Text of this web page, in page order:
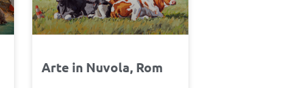
Arte in Nuvola, Rom